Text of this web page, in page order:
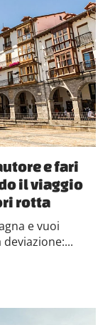
e fari
il viaggio
rotta
e vuoi